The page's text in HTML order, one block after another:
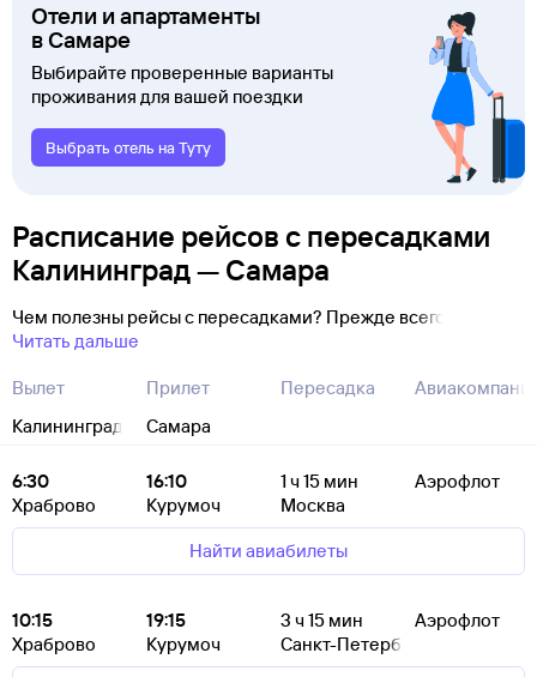
Отели и апартаменты
в Самаре
Выбирайте проверенные варианты
проживания для вашей поездки
Выбрать отель на Туту
Расписание рейсов с пересадками
Калининград — Самара
Чем полезны рейсы с пересадками? Прежде всего
Читать дальше
Вылет
Калининград
Прилет
Самара
Пересадка
6:30
Храброво
16:10
Курумоч
1ч 15 мин
Москва
Аэрофлот
Найти авиабилеты
10:15
Храброво
19:15
Курумоч
3 ч 15 мин
Санкт-Петербург
Аэрофлот